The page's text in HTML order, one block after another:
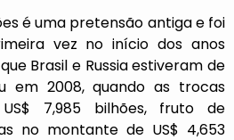
é uma pretensão antiga e foi
vez no início dos anos
Brasil e Russia estiveram de
em 2008, quando as trocas
7,985 bilhões, fruto de
no montante de US$ 4,653